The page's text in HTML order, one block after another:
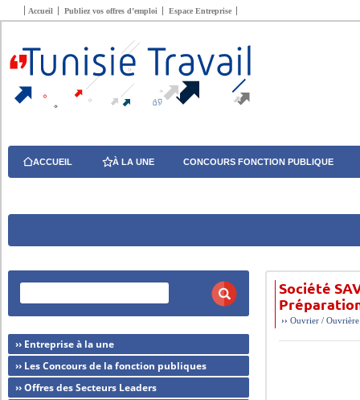
Accueil Publiez vos offres d’emploi Espace Entreprise
ACCUEIL À LA UNE CONCOURS FONCTION PUBLIQUE
Société
››Ouvrier / Ouvrière
›› Entreprise à la une
›› Les Concours de la fonction publiques
›› Offres des Secteurs Leaders